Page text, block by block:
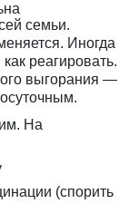
семьи.
Иногда
реагировать.
выгорания —
На
(спорить